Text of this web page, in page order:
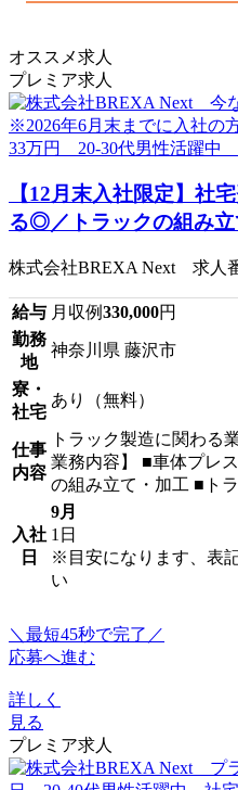
オススメ求人
プレミア求人
【12月末入社限定】社
る◎／トラックの組み立
株式会社BREXA Next 求人
給与 月収例330,000円
勤務
地
神奈川県 藤沢市
寮・
社宅
あり（無料）
仕事
内容
トラック製造に関わ
業務内容】 ■車体プレ
の組み立て・加工 ■ト
入社
日
9月
1日
※目安になります、表
い
＼最短45秒で完了／
応募へ進む
詳しく
見る
プレミア求人